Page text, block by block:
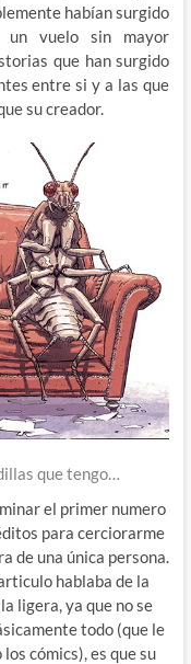
habían surgido
un vuelo sin mayor
que han surgido
entre si y a las que
su creador.
que tengo…
el primer numero
para cerciorarme
de una única persona.
hablaba de la
ligera, ya que no se
todo (que le
cómics), es que su